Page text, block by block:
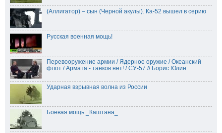
(Аллигатор) – сын (Черной акулы). Ка-52 вышел в серию
Русская военная мощь!
Перевооружение армии / Ядерное оружие / Океанский
флот / Армата - танков нет! / СУ-57 // Борис Юлин
Ударная взрывная волна из России
Боевая мощь _Каштана_